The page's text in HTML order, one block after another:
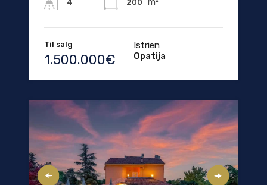
4 200
Til salg
1.500.000€
Istrien
Opatija